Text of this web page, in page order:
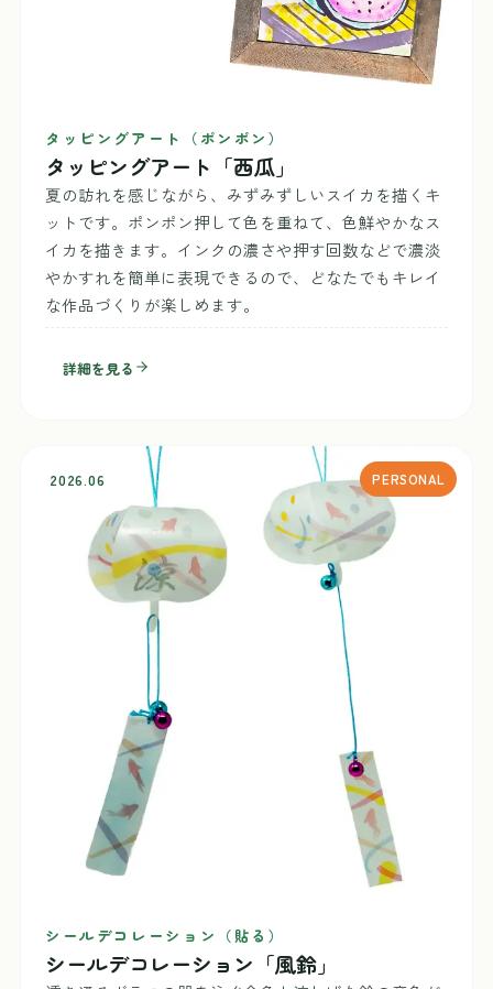
タッピングアート（ポンポン）
タッピングアート「西瓜」
夏の訪れを感じながら、みずみずしいスイカを描くキ
ットです。ポンポン押して色を重ねて、色鮮やかなス
イカを描きます。インクの濃さや押す回数などで濃淡
やかすれを簡単に表現できるので、どなたでもキレイ
な作品づくりが楽しめます。
詳細を見る
2026.06 PERSONAL
シールデコレーション（貼る）
シールデコレーション「風鈴」